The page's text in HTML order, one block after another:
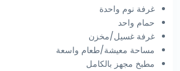
غرفة نوم واحدة
حمام واحد
غرفة غسيل/مخزن
مساحة معيشة/طعام واسعة
مطبخ مجهز بالكامل